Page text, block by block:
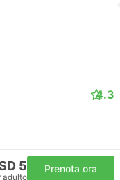
4.3
5
adulto
Prenota ora